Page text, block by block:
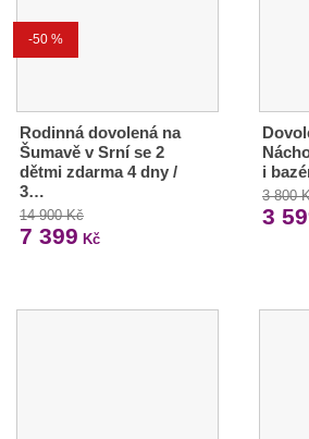
-50 %
Rodinná dovolená na
Šumavě v Srní se 2
dětmi zdarma 4 dny /
3…
14 900 Kč
7 399 Kč
i
3 800
3